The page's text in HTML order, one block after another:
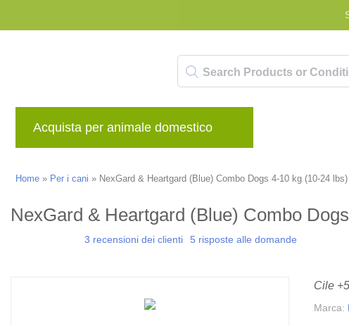
Acquista per animale domestico
Home » Per i cani » NexGard & Heartgard (Blue) Combo Dogs 4-10 kg (10-24
NexGard & Heartgard (Blue) Combo
3 recensioni dei clienti 5 risposte alle domande
Cile
Marca: